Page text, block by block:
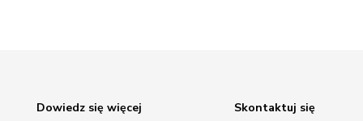
Dowiedz się więcej
Skontaktuj się